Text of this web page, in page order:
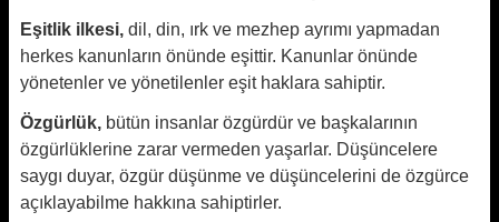
Eşitlik ilkesi, dil, din, ırk ve mezhep ayrımı yapmadan
herkes kanunların önünde eşittir. Kanunlar önünde
yönetenler ve yönetilenler eşit haklara sahiptir.
Özgürlük, bütün insanlar özgürdür ve başkalarının
özgürlüklerine zarar vermeden yaşarlar. Düşüncelere
saygı duyar, özgür düşünme ve düşüncelerini de özgürce
açıklayabilme hakkına sahiptirler.